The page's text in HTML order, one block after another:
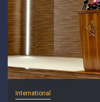
International